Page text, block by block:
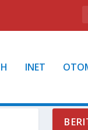
INET